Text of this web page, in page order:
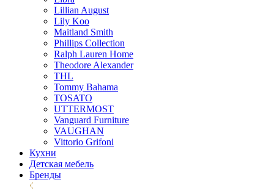
Lillian August
Lily Koo
Maitland Smith
Phillips Collection
Ralph Lauren Home
Theodore Alexander
THL
Tommy Bahama
TOSATO
UTTERMOST
Vanguard Furniture
VAUGHAN
Vittorio Grifoni
Кухни
Детская мебель
Бренды